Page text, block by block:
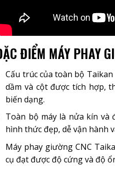
ĐIỂM MÁY PHAY
Cấu trúc của toàn bộ
dầm và cột được tích hợp,
biến dạng.
Toàn bộ máy là nửa kín và
hình thức đẹp, dễ vận hành
Máy phay giường CNC
cụ đạt được độ cứng và độ